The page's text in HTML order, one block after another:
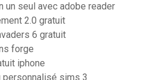
un seul avec adobe reader
2.0 gratuit
6 gratuit
forge
iphone
personnalisé sims 3